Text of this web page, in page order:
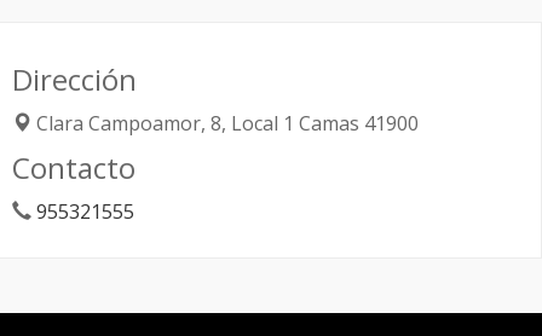
Dirección
Clara Campoamor, 8, Local 1 Camas 41900
Contacto
955321555